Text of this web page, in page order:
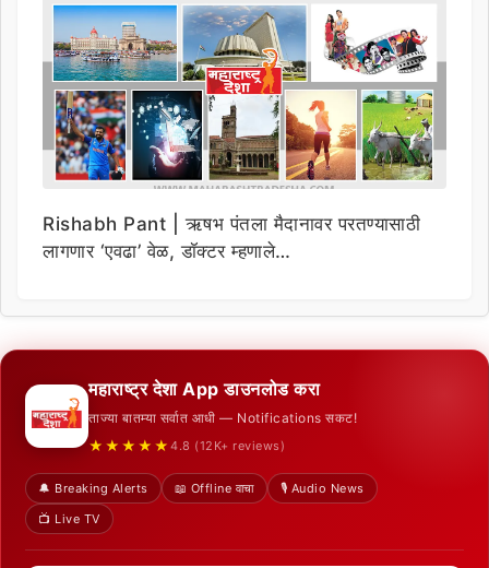
Rishabh Pant | ऋषभ पंतला मैदानावर परतण्यासाठी
लागणार ‘एवढा’ वेळ, डॉक्टर म्हणाले…
महाराष्ट्र देशा App डाउनलोड करा
ताज्या बातम्या सर्वात आधी — Notifications सकट!
★★★★★ 4.8 (12K+ reviews)
🔔 Breaking Alerts 📖 Offline वाचा
🎙️ Audio News
📺 Live TV